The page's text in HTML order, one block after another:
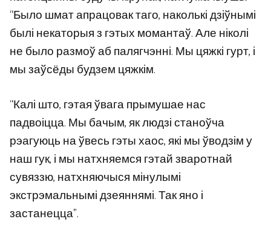
“Было шмат апрацовак таго, наколькі дзіўнымі
былі некаторыя з гэтых момантаў. Але ніколі
не было размоў аб палягчэнні. Мы цяжкі гурт, і
мы заўсёды будзем цяжкім.
“Калі што, гэтая ўвага прымушае нас
падвоіцца. Мы бачым, як людзі станоўча
рэагуюць на ўвесь гэты хаос, які мы ўводзім у
наш гук, і мы натхняемся гэтай зваротнай
сувяззю, натхняючыся мінулымі
экстрэмальнымі дзеяннямі. Так яно і
застанецца”.